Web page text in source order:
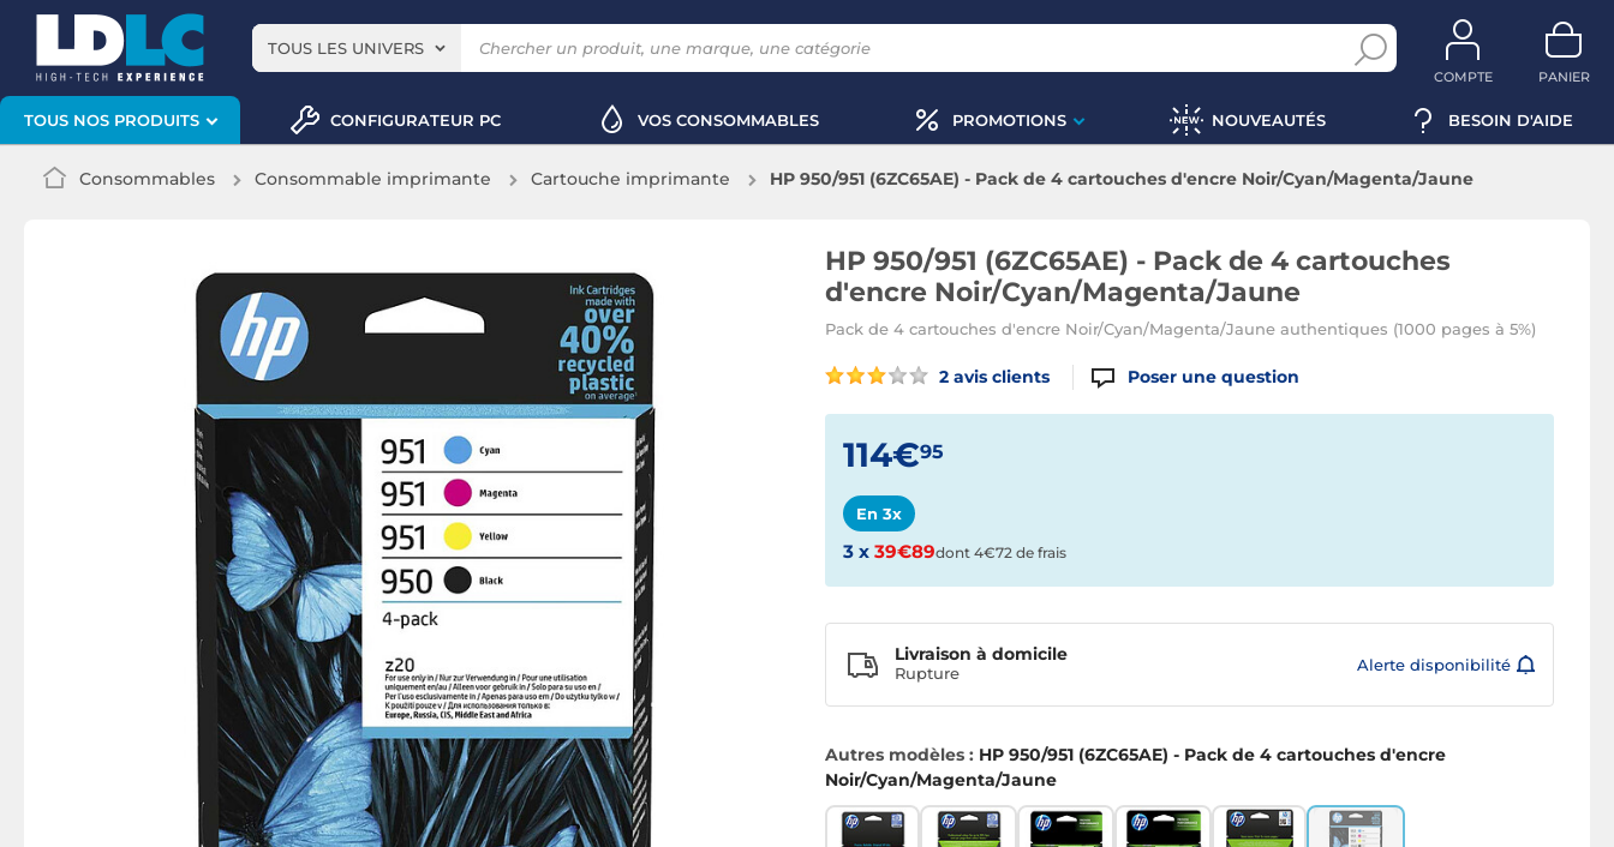
TOUS LES UNIVERS
COMPTE PANIER
TOUS NOS PRODUITS CONFIGURATEUR PC VOS CONSOMMABLES PROMOTIONS NOUVEAUTÉS BESOIN D'AIDE
Consommables Consommable imprimante Cartouche imprimante HP 950/951 (6ZC65AE) - Pack de 4 cartouches d'encre Noir/Cyan/Magenta/Jaune
HP 950/951 (6ZC65AE) - Pack de 4 cartouches
d'encre Noir/Cyan/Magenta/Jaune
Pack de 4 cartouches d'encre Noir/Cyan/Magenta/Jaune authentiques (1000 pages à 5%)
2 avis clients Poser une question
114€95
En 3x
3 x 39€89dont 4€72 de frais
Livraison à domicile
Rupture Alerte disponibilité
Autres modèles : HP 950/951 (6ZC65AE) - Pack de 4 cartouches d'encre
Noir/Cyan/Magenta/Jaune